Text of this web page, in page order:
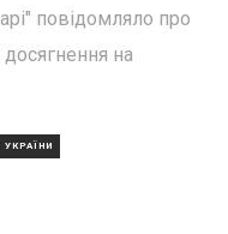
повідомляло про
на